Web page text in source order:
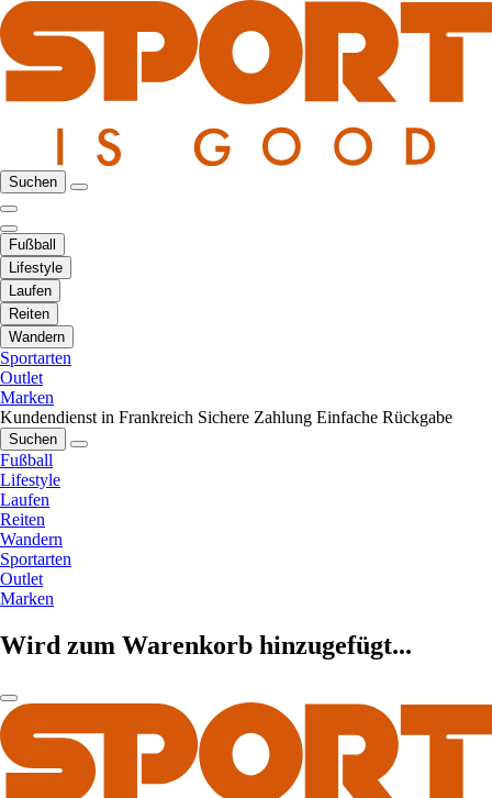
Suchen
Fußball
Lifestyle
Laufen
Reiten
Wandern
Sportarten
Outlet
Marken
Kundendienst in Frankreich Sichere Zahlung Einfache Rückgabe
Suchen
Fußball
Lifestyle
Laufen
Reiten
Wandern
Sportarten
Outlet
Marken
Wird zum Warenkorb hinzugefügt...